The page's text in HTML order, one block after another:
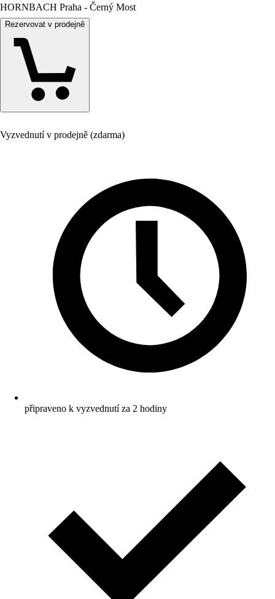
HORNBACH Praha - Černý Most
Rezervovat v prodejně
Vyzvednutí v prodejně (zdarma)
připraveno k vyzvednutí za 2 hodiny